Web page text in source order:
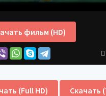
фильм (HD)
(Full HD)
Скачать